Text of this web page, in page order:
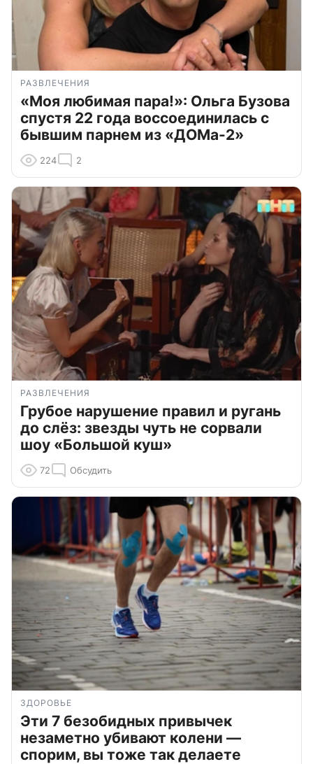
РАЗВЛЕЧЕНИЯ
«Моя любимая пара!»: Ольга Бузова
спустя 22 года воссоединилась с
бывшим парнем из «ДОМа-2»
224 2
РАЗВЛЕЧЕНИЯ
Грубое нарушение правил и ругань
до слёз: звезды чуть не сорвали
шоу «Большой куш»
72 Обсудить
ЗДОРОВЬЕ
Эти 7 безобидных привычек
незаметно убивают колени —
спорим, вы тоже так делаете